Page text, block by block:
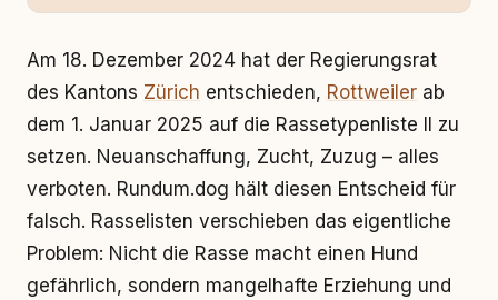
Am 18. Dezember 2024 hat der Regierungsrat
des Kantons Zürich entschieden, Rottweiler ab
dem 1. Januar 2025 auf die Rassetypenliste II zu
setzen. Neuanschaffung, Zucht, Zuzug – alles
verboten. Rundum.dog hält diesen Entscheid für
falsch. Rasselisten verschieben das eigentliche
Problem: Nicht die Rasse macht einen Hund
gefährlich, sondern mangelhafte Erziehung und